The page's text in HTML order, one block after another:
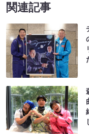
関連記事